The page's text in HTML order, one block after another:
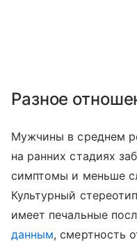
Разное
Мужчины в среднем
на ранних стадиях
симптомы и меньше
Культурный
имеет печальные
данным, смертность